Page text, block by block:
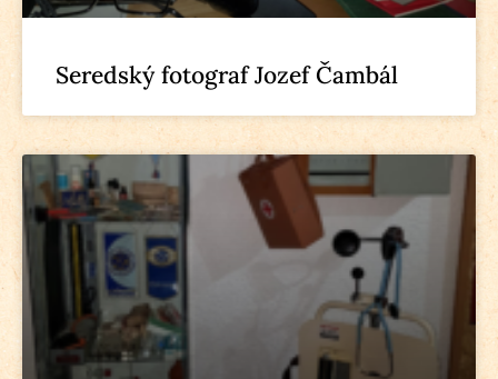
Seredský fotograf Jozef Čambál